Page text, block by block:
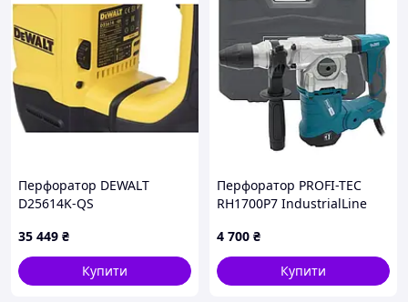
у роботі.
Є можливість самостійно змінювати
змащення механізму удару завдяки
сервісній кришці.
Глибина буріння може бути легко
налаштована за допомогою спеціального
обмежувача, який встановлюється в
Антивібраційна система
Інструмент чудово збалансований, зручно
лежить у руці.
Перфоратор DEWALT
D25614K-QS
35 449 ₴
Купити
Перфоратор PROFI-TEC
RH1700P7 IndustrialLine
4 700 ₴
Купити